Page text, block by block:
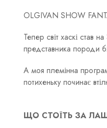
OLGIVAN SHOW
Тепер світ хаскі став
представника породи
А моя племінна
потихеньку починає
ЩО СТОЇТЬ ЗА